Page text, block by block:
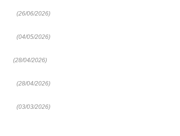
(26/06/2026)
(04/05/2026)
(28/04/2026)
(28/04/2026)
(03/03/2026)